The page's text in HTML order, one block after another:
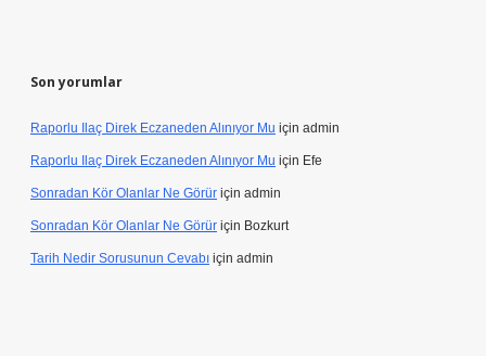
Son yorumlar
Raporlu Ilaç Direk Eczaneden Alınıyor Mu için admin
Raporlu Ilaç Direk Eczaneden Alınıyor Mu için Efe
Sonradan Kör Olanlar Ne Görür için admin
Sonradan Kör Olanlar Ne Görür için Bozkurt
Tarih Nedir Sorusunun Cevabı için admin